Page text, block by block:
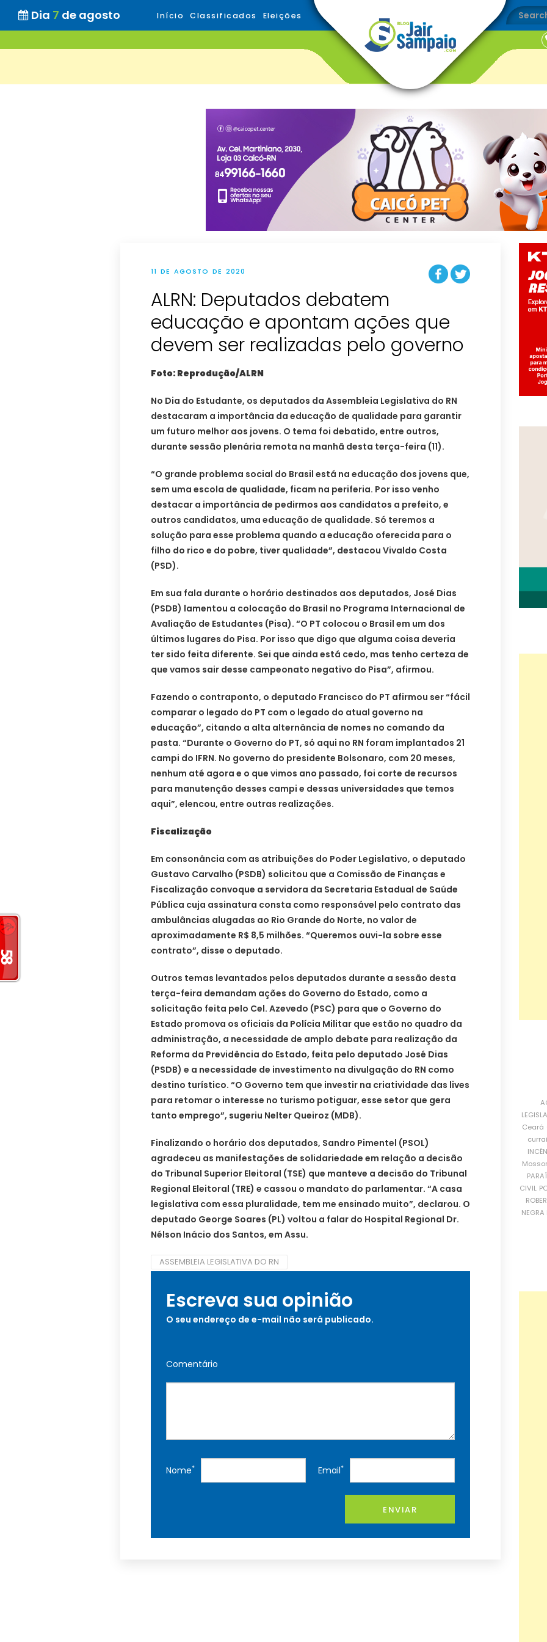
Dia 7 de agosto Início Classificados Eleições
11 DE AGOSTO DE 2020
ALRN: Deputados debatem
educação e apontam ações que
devem ser realizadas pelo governo
Foto: Reprodução/ALRN
No Dia do Estudante, os deputados da Assembleia Legislativa do RN
destacaram a importância da educação de qualidade para garantir
um futuro melhor aos jovens. O tema foi debatido, entre outros,
durante sessão plenária remota na manhã desta terça-feira (11).
“O grande problema social do Brasil está na educação dos jovens que,
sem uma escola de qualidade, ficam na periferia. Por isso venho
destacar a importância de pedirmos aos candidatos a prefeito, e
outros candidatos, uma educação de qualidade. Só teremos a
solução para esse problema quando a educação oferecida para o
filho do rico e do pobre, tiver qualidade”, destacou Vivaldo Costa
(PSD).
Em sua fala durante o horário destinados aos deputados, José Dias
(PSDB) lamentou a colocação do Brasil no Programa Internacional de
Avaliação de Estudantes (Pisa). “O PT colocou o Brasil em um dos
últimos lugares do Pisa. Por isso que digo que alguma coisa deveria
ter sido feita diferente. Sei que ainda está cedo, mas tenho certeza de
que vamos sair desse campeonato negativo do Pisa”, afirmou.
Fazendo o contraponto, o deputado Francisco do PT afirmou ser “fácil
comparar o legado do PT com o legado do atual governo na
educação”, citando a alta alternância de nomes no comando da
pasta. “Durante o Governo do PT, só aqui no RN foram implantados 21
campi do IFRN. No governo do presidente Bolsonaro, com 20 meses,
nenhum até agora e o que vimos ano passado, foi corte de recursos
para manutenção desses campi e dessas universidades que temos
aqui”, elencou, entre outras realizações.
Fiscalização
Em consonância com as atribuições do Poder Legislativo, o deputado
Gustavo Carvalho (PSDB) solicitou que a Comissão de Finanças e
Fiscalização convoque a servidora da Secretaria Estadual de Saúde
Pública cuja assinatura consta como responsável pelo contrato das
ambulâncias alugadas ao Rio Grande do Norte, no valor de
aproximadamente R$ 8,5 milhões. “Queremos ouvi-la sobre esse
contrato”, disse o deputado.
Outros temas levantados pelos deputados durante a sessão desta
terça-feira demandam ações do Governo do Estado, como a
solicitação feita pelo Cel. Azevedo (PSC) para que o Governo do
Estado promova os oficiais da Polícia Militar que estão no quadro da
administração, a necessidade de amplo debate para realização da
Reforma da Previdência do Estado, feita pelo deputado José Dias
(PSDB) e a necessidade de investimento na divulgação do RN como
destino turístico. “O Governo tem que investir na criatividade das lives
para retomar o interesse no turismo potiguar, esse setor que gera
tanto emprego”, sugeriu Nelter Queiroz (MDB).
Finalizando o horário dos deputados, Sandro Pimentel (PSOL)
agradeceu as manifestações de solidariedade em relação a decisão
do Tribunal Superior Eleitoral (TSE) que manteve a decisão do Tribunal
Regional Eleitoral (TRE) e cassou o mandato do parlamentar. “A casa
legislativa com essa pluralidade, tem me ensinado muito”, declarou. O
deputado George Soares (PL) voltou a falar do Hospital Regional Dr.
Nélson Inácio dos Santos, em Assu.
ASSEMBLEIA LEGISLATIVA DO RN
Escreva sua opinião
O seu endereço de e-mail não será publicado.
Comentário
Nome* Email*
ENVIAR
Ceará
CIVIL
NEGRA